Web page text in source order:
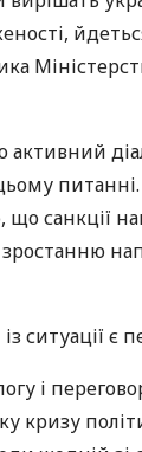
активний
що санкції
ситуації є
і
кризу